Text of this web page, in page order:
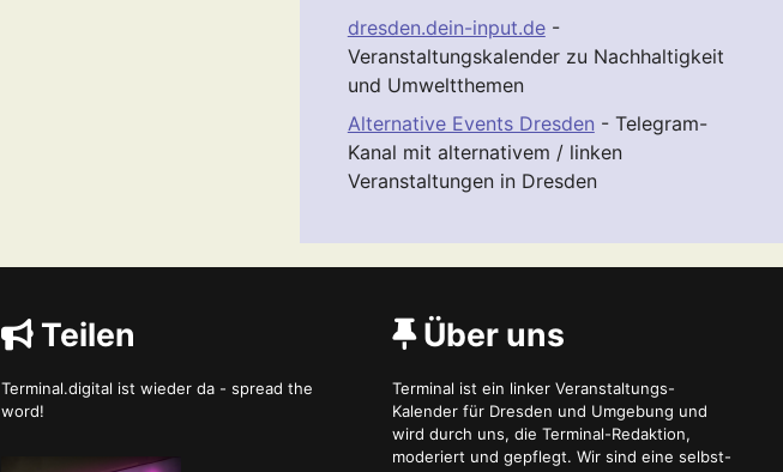
dresden.dein-input.de-
Veranstaltungskalender zu Nachhaltigkeit
und Umweltthemen
Alternative Events Dresden - Telegram-
Kanal mit alternativem / linken
Veranstaltungen in Dresden
Teilen
Terminal.digital ist wieder da - spread the
word!
Über uns
Terminal ist ein linker Veranstaltungs-
Kalender für Dresden und Umgebung und
wird durch uns, die Terminal-Redaktion,
moderiert und gepflegt. Wir sind eine selbst-